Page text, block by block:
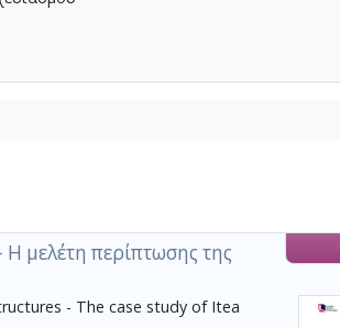
μελέτη περίπτωσης της
- The case study of Itea